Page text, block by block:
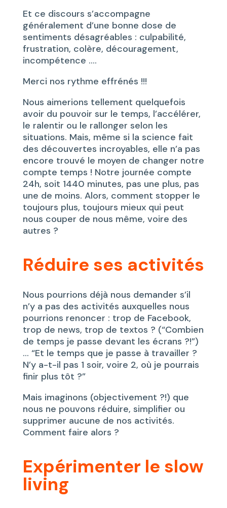
Et ce discours s’accompagne
généralement d’une bonne dose de
sentiments désagréables : culpabilité,
frustration, colère, découragement,
incompétence ….
Merci nos rythme effrénés !!!
Nous aimerions tellement quelquefois
avoir du pouvoir sur le temps, l’accélérer,
le ralentir ou le rallonger selon les
situations. Mais, même si la science fait
des découvertes incroyables, elle n’a pas
encore trouvé le moyen de changer notre
compte temps ! Notre journée compte
24h, soit 1440 minutes, pas une plus, pas
une de moins. Alors, comment stopper le
toujours plus, toujours mieux qui peut
nous couper de nous même, voire des
autres ?
Réduire ses activités
Nous pourrions déjà nous demander s’il
n’y a pas des activités auxquelles nous
pourrions renoncer : trop de Facebook,
trop de news, trop de textos ? (“Combien
de temps je passe devant les écrans ?!”)
… “Et le temps que je passe à travailler ?
N’y a-t-il pas 1 soir, voire 2, où je pourrais
finir plus tôt ?”
Mais imaginons (objectivement ?!) que
nous ne pouvons réduire, simplifier ou
supprimer aucune de nos activités.
Comment faire alors ?
Expérimenter le slow
living